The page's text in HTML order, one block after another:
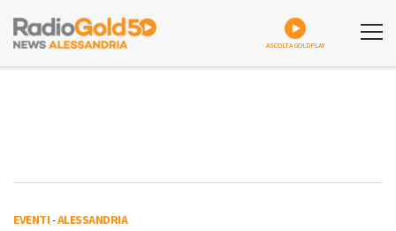
ASCOLTA GOLDPLAY
EVENTI-ALESSANDRIA